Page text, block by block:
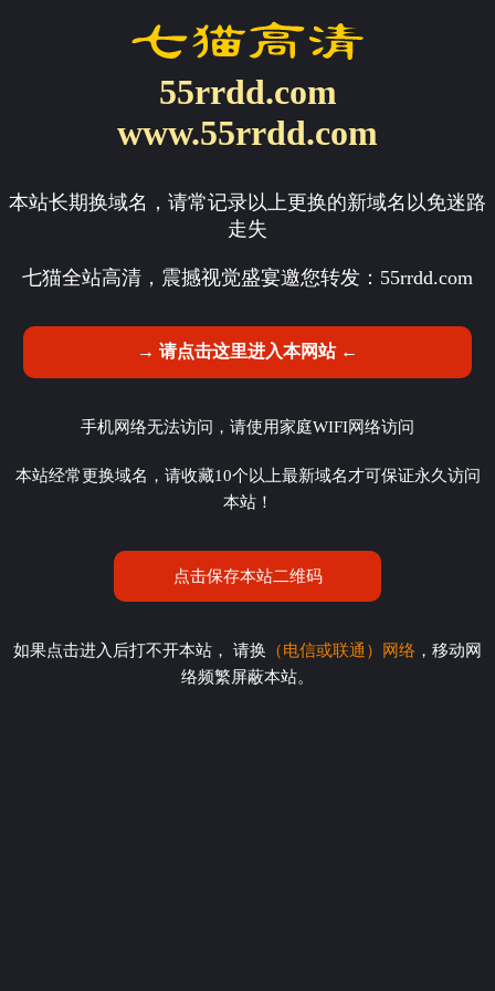
55rrdd.com
www.55rrdd.com
本站长期换域名，请常记录以上更换的新域名以免迷路
走失
七猫全站高清，震撼视觉盛宴邀您转发： 55rrdd.com
→ 请点击这里进入本网站 ←
手机网络无法访问，请使用家庭WIFI网络访问
本站经常更换域名，请收藏10个以上最新域名才可保证永久访问
本站！
点击保存本站二维码
如果点击进入后打不开本站， 请换 （电信或联通）网络 ，移动网
络频繁屏蔽本站。